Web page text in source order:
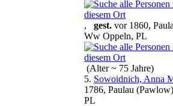
, gest. vor 1860,
Ww Oppeln, PL
(Alter ~ 75 Jahre)
5. Sowoidnich, Anna
1786, Paulau
PL